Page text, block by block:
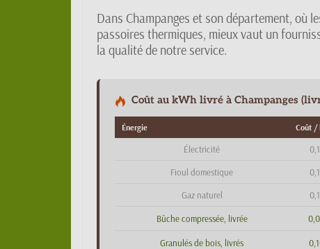
Dans Champanges et son département, où
passoires thermiques, mieux vaut un
la qualité de notre service.
Coût au kWh livré à Champanges
Énergie Coût /
Électricité
Fioul domestique
Gaz naturel
Bûche compressée, livrée
Granulés de bois, livrés